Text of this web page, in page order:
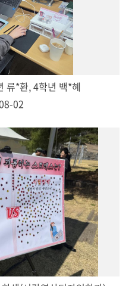
류*환, 4학년 백*혜
02